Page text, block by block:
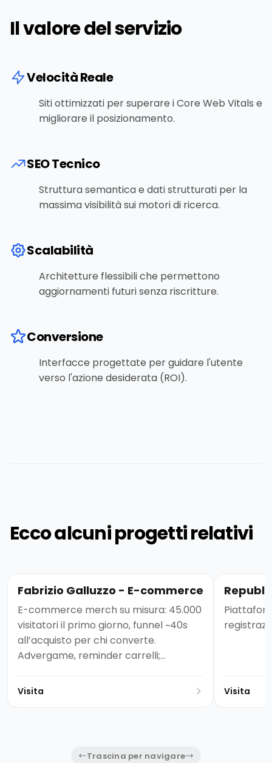
Il valore del servizio
Velocità Reale
Siti ottimizzati per superare i Core Web Vitals e
migliorare il posizionamento.
SEO Tecnico
Struttura semantica e dati strutturati per la
massima visibilità sui motori di ricerca.
Scalabilità
Architetture flessibili che permettono
aggiornamenti futuri senza riscritture.
Conversione
Interfacce progettate per guidare l'utente
verso l'azione desiderata (ROI).
Ecco alcuni progetti relativi
Fabrizio Galluzzo - E-commerce
E-commerce merch su misura: 45.000
visitatori il primo giorno, funnel ~40s
all’acquisto per chi converte.
Advergame, reminder carrelli;
Visita Visita
Trascina per navigare